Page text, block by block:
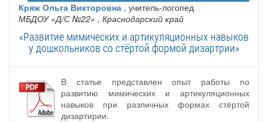
Кряж Ольга Викторовна , учитель-логопед
МБДОУ «Д/С №22» , Краснодарский край
«Развитие мимических и артикуляционных навыков
у дошкольников со стёртой формой дизартрии»
В статье представлен опыт работы по
развитию мимических и артикуляционных
навыков при различных формах стёртой
дизартирии.